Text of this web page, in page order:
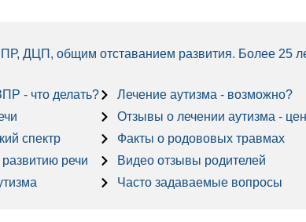
ДЦП, общим отставанием развития. Более 25
- что делать?
спектр
речи
Лечение аутизма - возможно?
Отзывы о лечении аутизма -
Факты о родововых травмах
Видео отзывы родителей
Часто задаваемые вопросы